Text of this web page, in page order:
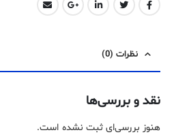
نظرات (0)
نقد و بررسی‌ها
هنوز بررسی‌ای ثبت نشده است.